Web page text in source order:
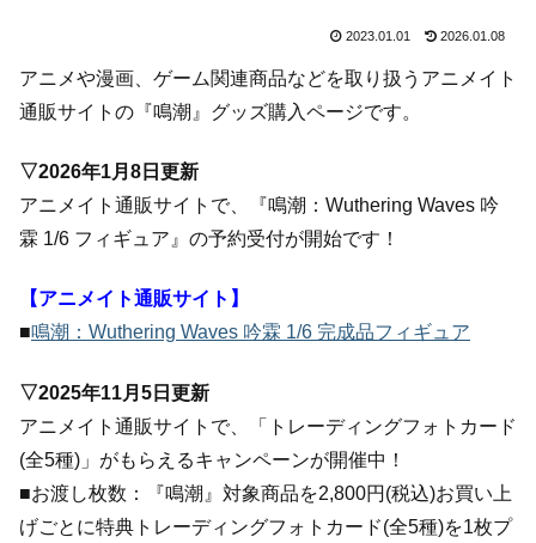
2023.01.01 2026.01.08
アニメや漫画、ゲーム関連商品などを取り扱うアニメイト
通販サイトの『鳴潮』グッズ購入ページです。
▽2026年1月8日更新
アニメイト通販サイトで、『鳴潮：Wuthering Waves 吟
霖 1/6 フィギュア』の予約受付が開始です！
【アニメイト通販サイト】
■鳴潮：Wuthering Waves 吟霖 1/6 完成品フィギュア
▽2025年11月5日更新
アニメイト通販サイトで、「トレーディングフォトカード
(全5種)」がもらえるキャンペーンが開催中！
■お渡し枚数：『鳴潮』対象商品を2,800円(税込)お買い上
げごとに特典トレーディングフォトカード(全5種)を1枚プ